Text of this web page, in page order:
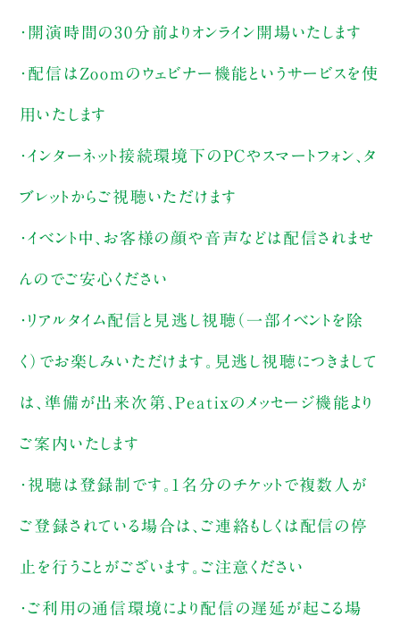
・開演時間の30分前よりオンライン開場いたします
・配信はZoomのウェビナー機能というサービスを使
用いたします
・インターネット接続環境下のPCやスマートフォン、タ
ブレットからご視聴いただけます
・イベント中、お客様の顔や音声などは配信されませ
んのでご安心ください
・リアルタイム配信と見逃し視聴（一部イベントを除
く）でお楽しみいただけます。見逃し視聴につきまして
は、準備が出来次第、Peatixのメッセージ機能より
ご案内いたします
・視聴は登録制です。1名分のチケットで複数人が
ご登録されている場合は、ご連絡もしくは配信の停
止を行うことがございます。ご注意ください
・ご利用の通信環境により配信の遅延が起こる場